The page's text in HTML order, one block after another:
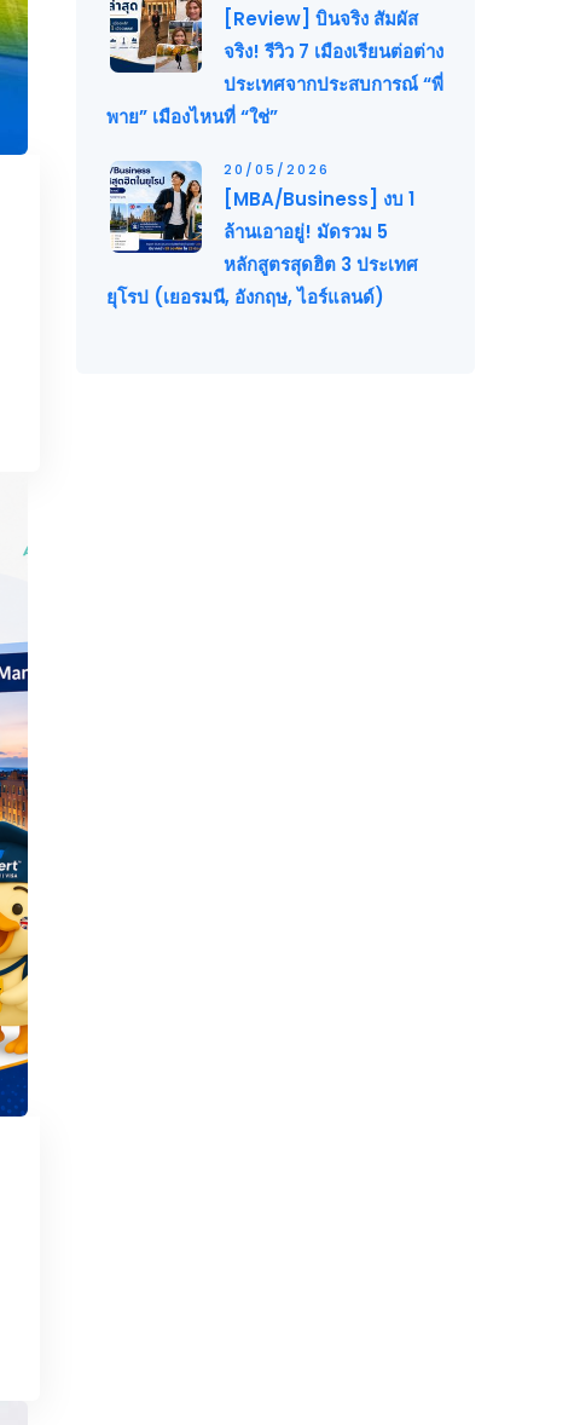
[Review] บินจริง สัมผัส
จริง! รีวิว 7 เมืองเรียนต่อต่าง
ประเทศจากประสบการณ์ “พี่
พาย” เมืองไหนที่ “ใช่”
20/05/2026
[MBA/Business] งบ 1
ล้านเอาอยู่! มัดรวม 5
หลักสูตรสุดฮิต 3 ประเทศ
ยุโรป (เยอรมนี, อังกฤษ, ไอร์แลนด์)